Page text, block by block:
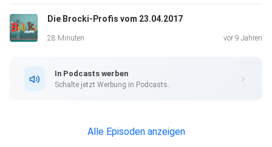
Die Brocki-Profis vom 23.04.2017
28 Minuten vor 9 Jahren
In Podcasts werben
Schalte jetzt Werbung in Podcasts.
Alle Episoden anzeigen